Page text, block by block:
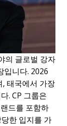
의 글로벌 강자
입니다. 2026
, 태국에서 가장
. CP 그룹은
드를 포함하
한 입지를 가